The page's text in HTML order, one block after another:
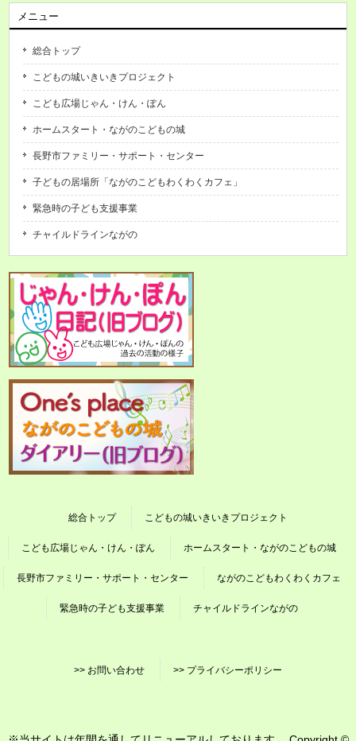
メニュー
総合トップ
こどもの城いきいきプロジェクト
こども広場じゃん・けん・ぽん
ホームスタート・ながのこどもの城
長野市ファミリー・サポート・センター
子どもの居場所「ながのこどもわくわくカフェ」
緊急時の子ども支援事業
チャイルドラインながの
総合トップ こどもの城いきいきプロジェクト
こども広場じゃん・けん・ぽん ホームスタート・ながのこどもの城
長野市ファミリー・サポート・センター ながのこどもわくわくカフェ
緊急時の子ども支援事業 チャイルドラインながの
>> お問い合わせ >> プライバシーポリシー